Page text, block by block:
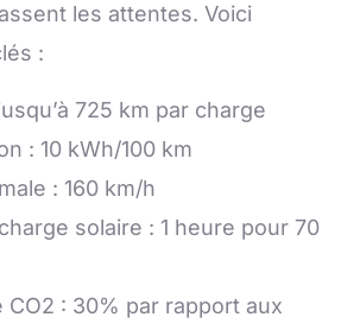
les attentes. Voici
:
725 km par charge
: 10 kWh/100 km
: 160 km/h
solaire : 1 heure pour 70
CO2 : 30% par rapport aux